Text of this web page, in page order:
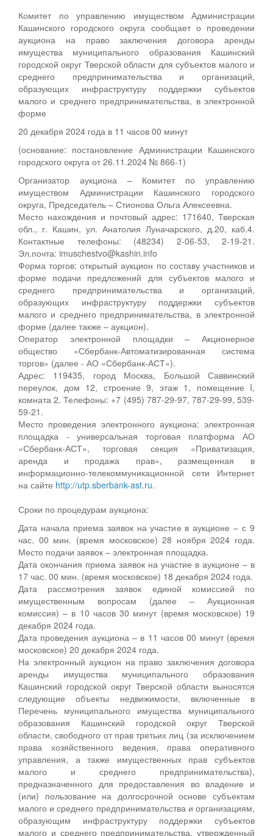
Комитет по управлению имуществом Администрации
Кашинского городского округа сообщает о проведении
аукциона на право заключения договора аренды
имущества муниципального образования Кашинский
городской округ Тверской области для субъектов малого и
среднего предпринимательства и организаций,
образующих инфраструктуру поддержки субъектов
малого и среднего предпринимательства, в электронной
форме
20 декабря 2024 года в 11 часов 00 минут
(основание: постановление Администрации Кашинского
городского округа от 26.11.2024 № 866-1)
Организатор аукциона – Комитет по управлению
имуществом Администрации Кашинского городского
округа, Председатель – Стионова Ольга Алексеевна.
Место нахождения и почтовый адрес: 171640, Тверская
обл., г. Кашин, ул. Анатолия Луначарского, д.20, каб.4.
Контактные телефоны: (48234) 2-06-53, 2-19-21.
Эл.почта: imuschestvo@kashin.info
Форма торгов: открытый аукцион по составу участников и
форме подачи предложений для субъектов малого и
среднего предпринимательства и организаций,
образующих инфраструктуру поддержки субъектов
малого и среднего предпринимательства, в электронной
форме (далее также – аукцион).
Оператор электронной площадки – Акционерное
общество «Сбербанк-Автоматизированная система
торгов» (далее - АО «Сбербанк-АСТ»).
Адрес: 119435, город Москва, Большой Саввинский
переулок, дом 12, строение 9, этаж 1, помещение I,
комната 2. Телефоны: +7 (495) 787-29-97, 787-29-99, 539-
59-21.
Место проведения электронного аукциона: электронная
площадка - универсальная торговая платформа АО
«Сбербанк-АСТ», торговая секция «Приватизация,
аренда и продажа прав», размещенная в
информационно-телекоммуникационной сети Интернет
на сайте http://utp.sberbank-ast.ru.
Сроки по процедурам аукциона:
Дата начала приема заявок на участие в аукционе – с 9
час. 00 мин. (время московское) 28 ноября 2024 года.
Место подачи заявок – электронная площадка.
Дата окончания приема заявок на участие в аукционе – в
17 час. 00 мин. (время московское) 18 декабря 2024 года.
Дата рассмотрения заявок единой комиссией по
имущественным вопросам (далее – Аукционная
комиссия) – в 10 часов 30 минут (время московское) 19
декабря 2024 года.
Дата проведения аукциона – в 11 часов 00 минут (время
московское) 20 декабря 2024 года.
На электронный аукцион на право заключения договора
аренды имущества муниципального образования
Кашинский городской округ Тверской области выносятся
следующие объекты недвижимости, включенные в
Перечень муниципального имущества муниципального
образования Кашинский городской округ Тверской
области, свободного от прав третьих лиц (за исключением
права хозяйственного ведения, права оперативного
управления, а также имущественных прав субъектов
малого и среднего предпринимательства),
предназначенного для предоставления во владение и
(или) пользование на долгосрочной основе субъектам
малого и среднего предпринимательства и организациям,
образующим инфраструктуру поддержки субъектов
малого и среднего предпринимательства, утвержденный